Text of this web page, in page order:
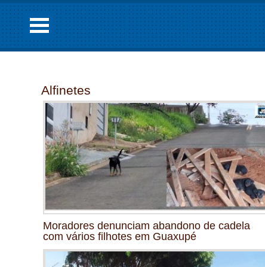
Alfinetes
Moradores denunciam abandono de cadela
com vários filhotes em Guaxupé